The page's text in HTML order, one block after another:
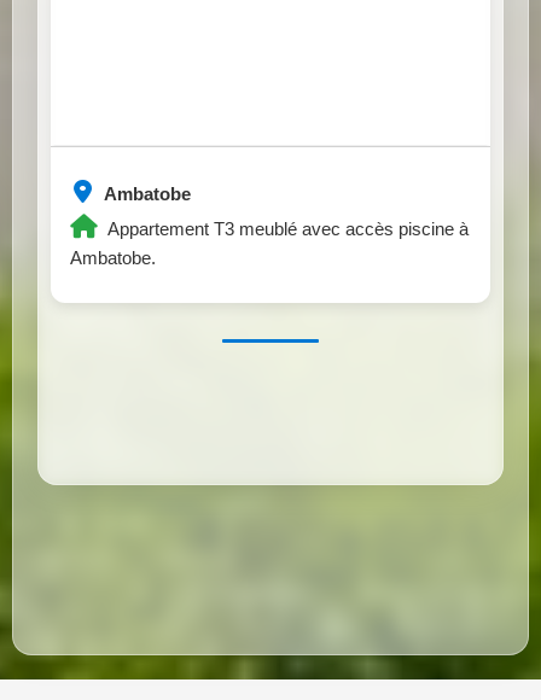
Ambatobe
Appartement T3 meublé avec accès piscine à
Ambatobe.